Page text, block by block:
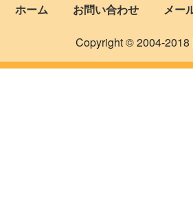
ホーム お問い合わせ メー
Copyright © 2004-2018